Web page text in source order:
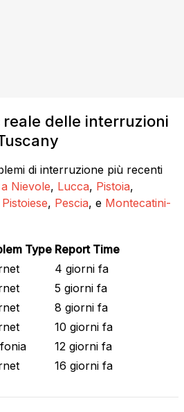
delle interruzioni
di interruzione più recenti
Nievole, Lucca, Pistoia,
, Pescia, e Montecatini-
Type Report Time
4 giorni fa
5 giorni fa
8 giorni fa
10 giorni fa
12 giorni fa
16 giorni fa